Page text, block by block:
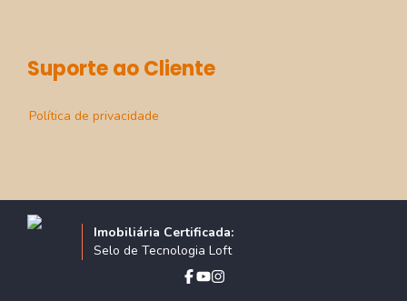
Suporte ao Cliente
Política de privacidade
Imobiliária Certificada:
Selo de Tecnologia Loft